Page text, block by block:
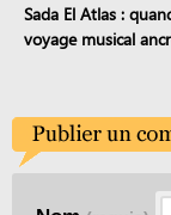
Sada El Atlas :
voyage musical